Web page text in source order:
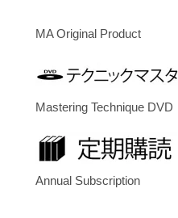
MA Original Product
Mastering Technique DVD
Annual Subscription